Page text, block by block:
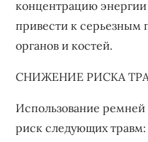
концентрацию
привести к серьезным
органов и костей.
СНИЖЕНИЕ РИСКА
Использование
риск следующих травм: